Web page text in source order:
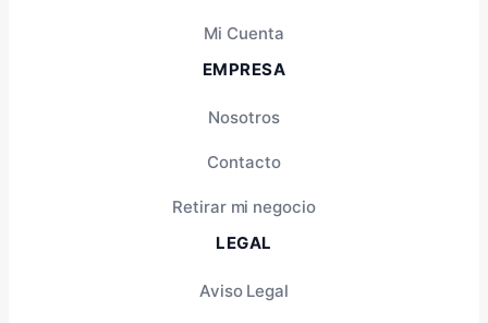
Mi Cuenta
EMPRESA
Nosotros
Contacto
Retirar mi negocio
LEGAL
Aviso Legal